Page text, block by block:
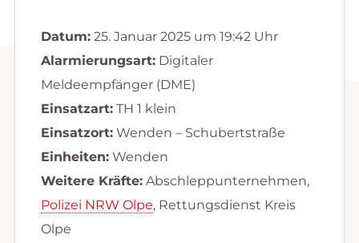
Datum:25. Januar 2025 um 19:42 Uhr
Alarmierungsart:Digitaler
Meldeempfänger (DME)
Einsatzart:TH 1 klein
Einsatzort:Wenden – Schubertstraße
Einheiten:Wenden
Weitere Kräfte:Abschleppunternehmen,
Polizei NRW Olpe, Rettungsdienst Kreis
Olpe